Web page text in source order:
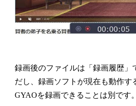
録画後のファイルは「録画履歴」
だし、録画ソフトが現在も動作す
GYAOを録画できることは別です。